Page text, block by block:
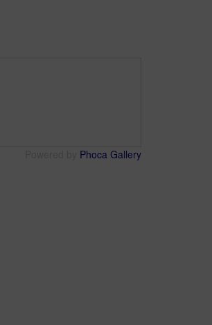
Phoca Gallery